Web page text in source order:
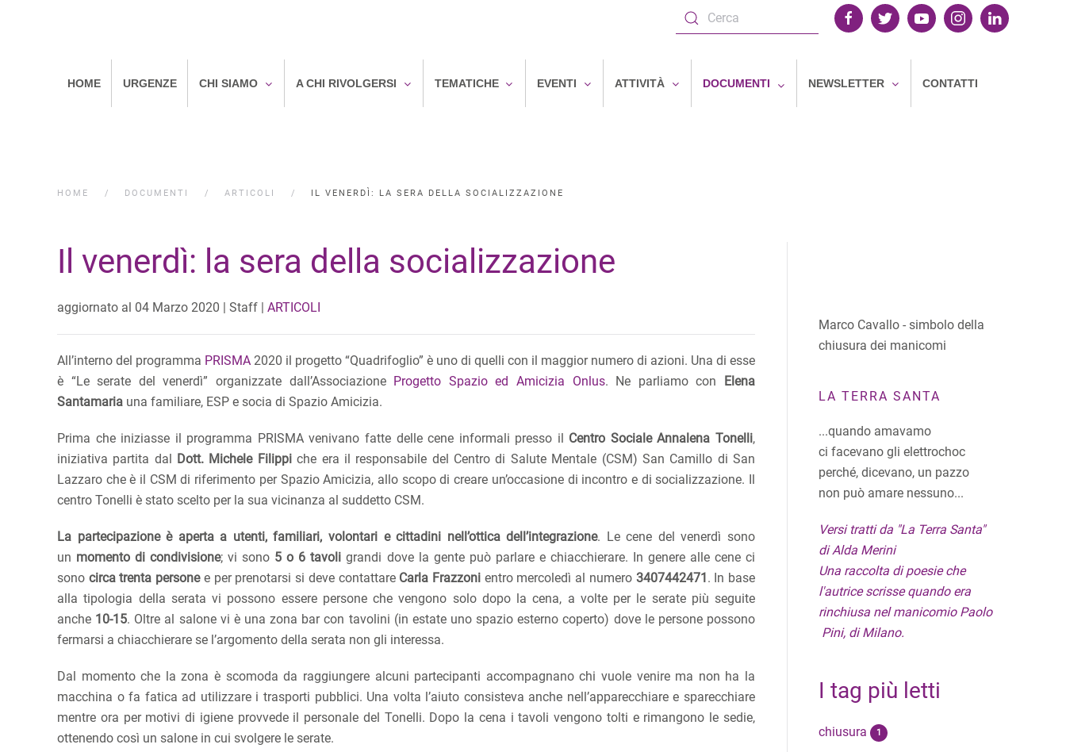
HOME URGENZE CHI SIAMO A CHI RIVOLGERSI TEMATICHE EVENTI ATTIVITÀ DOCUMENTI NEWSLETTER CONTATTI
HOME DOCUMENTI ARTICOLI IL VENERDÌ: LA SERA DELLA SOCIALIZZAZIONE
Il venerdì: la sera della socializzazione
aggiornato al 04 Marzo 2020 | Staff | ARTICOLI
All’interno del programma PRISMA 2020 il progetto “Quadrifoglio” è uno di quelli con il maggior numero di azioni. Una di esse
è “Le serate del venerdì” organizzate dall’Associazione Progetto Spazio ed Amicizia Onlus. Ne parliamo con Elena
Santamaria una familiare, ESP e socia di Spazio Amicizia.
Prima che iniziasse il programma PRISMA venivano fatte delle cene informali presso il Centro Sociale Annalena Tonelli,
iniziativa partita dal Dott. Michele Filippiche era il responsabile del Centro di Salute Mentale (CSM) San Camillo di San
Lazzaro che è il CSM di riferimento per Spazio Amicizia, allo scopo di creare un’occasione di incontro e di socializzazione. Il
centro Tonelli è stato scelto per la sua vicinanza al suddetto CSM.
La partecipazione è aperta a utenti, familiari, volontari e cittadini nell’ottica dell’integrazione. Le cene del venerdì sono
un momento di condivisione; vi sono 5 o 6 tavoli grandi dove la gente può parlare e chiacchierare. In genere alle cene ci
sono circa trenta personee per prenotarsi si deve contattare Carla Frazzonientro mercoledì al numero 3407442471 . In base
alla tipologia della serata vi possono essere persone che vengono solo dopo la cena, a volte per le serate più seguite
anche 10-15. Oltre al salone vi è una zona bar con tavolini (in estate uno spazio esterno coperto) dove le persone possono
fermarsi a chiacchierare se l’argomento della serata non gli interessa.
Dal momento che la zona è scomoda da raggiungere alcuni partecipanti accompagnano chi vuole venire ma non ha la
macchina o fa fatica ad utilizzare i trasporti pubblici. Una volta l’aiuto consisteva anche nell’apparecchiare e sparecchiare
mentre ora per motivi di igiene provvede il personale del Tonelli. Dopo la cena i tavoli vengono tolti e rimangono le sedie,
ottenendo così un salone in cui svolgere le serate.
Marco Cavallo - simbolo della
chiusura dei manicomi
LA TERRA SANTA
...quando amavamo
ci facevano gli elettrochoc
perché, dicevano, un pazzo
non può amare nessuno...
Versi tratti da "La Terra Santa"
di Alda Merini
Una raccolta di poesie che
l'autrice scrisse quando era
rinchiusa nel manicomio Paolo
Pini, di Milano.
I tag più letti
chiusura 1